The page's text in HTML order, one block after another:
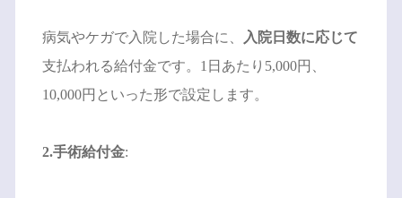
病気やケガで入院した場合に、
入院日数に応じて
支払われる給付金です。1日あたり5,000円、
10,000円といった形で設定します。
2.手術給付金: